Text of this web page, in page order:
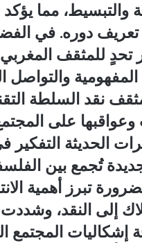
مما
دوره. في
تحدٍ للمثقف
والتواصل
نقد السلطة
وعواقبها على
الحديثة التفكير
تُجمع بين
تبرز أهمية
إلى النقد،
إشكاليات المجتمع